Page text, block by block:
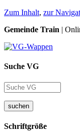
Zum Inhalt, zur
Gemeinde Train |
Suche VG
suchen
Schriftgröße